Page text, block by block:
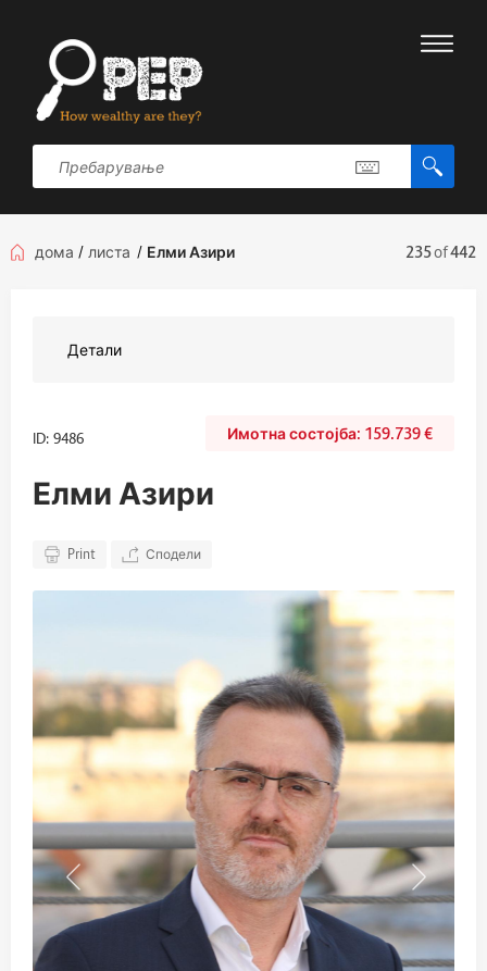
дома / листа / Елми Азири 235of442
Детали
ID: 9486 159.739€
Елми Азири
Print Сподели